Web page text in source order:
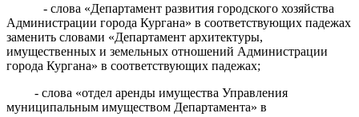
- слова «Департамент развития городского хозяйства
Администрации города Кургана» в соответствующих падежах
заменить словами «Департамент архитектуры,
имущественных и земельных отношений Администрации
города Кургана» в соответствующих падежах;
- слова «отдел аренды имущества Управления
муниципальным имуществом Департамента» в